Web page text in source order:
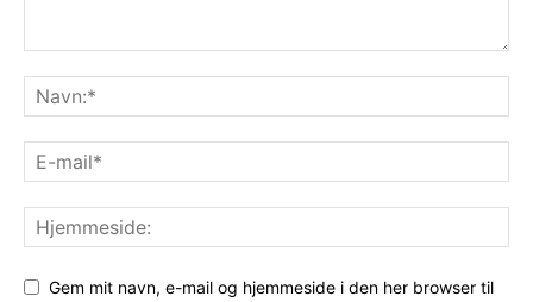
Gem mit navn, e-mail og hjemmeside i den her browser til